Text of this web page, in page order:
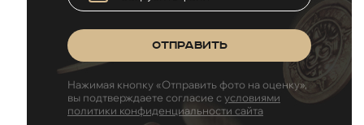
Отправить
Нажимая кнопку «Отправить фото на оценку»,
вы подтверждаете согласие сусловиями
политики конфиденциальности сайта